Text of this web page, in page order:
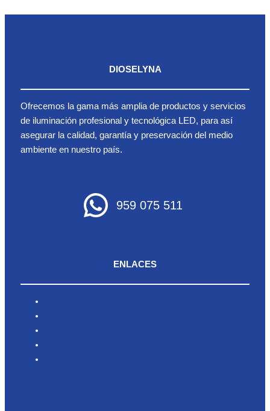
DIOSELYNA
Ofrecemos la gama más amplia de productos y servicios
de iluminación profesional y tecnológica LED, para así
asegurar la calidad, garantía y preservación del medio
ambiente en nuestro país.
959 075 511
ENLACES